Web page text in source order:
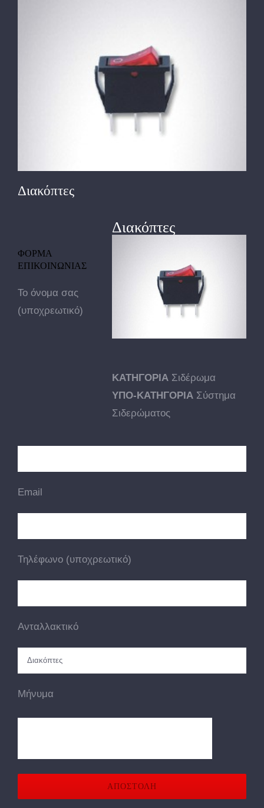
Διακόπτες
Διακόπτες
ΚΑΤΗΓΟΡΙΑ Σιδέρωμα
ΥΠΟ-ΚΑΤΗΓΟΡΙΑ Σύστημα
Σιδερώματος
ΦΟΡΜΑ
ΕΠΙΚΟΙΝΩΝΙΑΣ
Το όνομα σας
(υποχρεωτικό)
Email
Τηλέφωνο (υποχρεωτικό)
Ανταλλακτικό
Μήνυμα